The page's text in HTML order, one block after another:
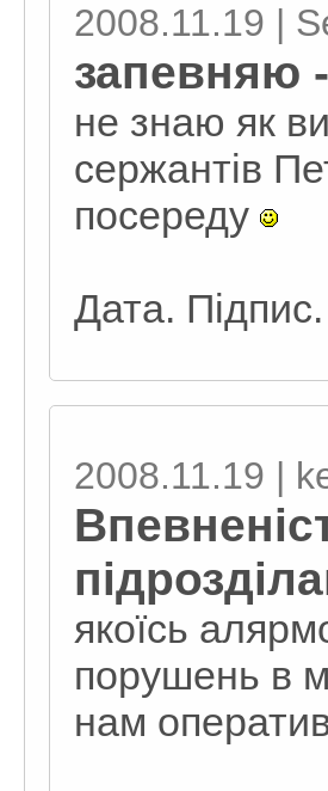
2008.11.19 |
запевняю
не знаю як
сержантів
посереду
Дата. Підпис.
2008.11.19 |
якоїсь
порушень в
нам